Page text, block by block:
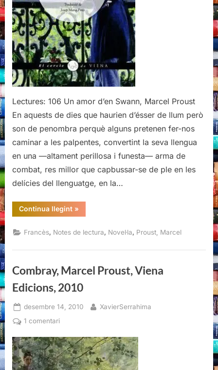
Lectures: 106 Un amor d’en Swann, Marcel Proust
En aquests de dies que haurien d’ésser de llum però
son de penombra perquè alguns pretenen fer-nos
caminar a les palpentes, convertint la seva llengua
en una —altament perillosa i funesta— arma de
combat, res millor que capbussar-se de ple en les
delícies del llenguatge, en la…
Continua llegint“Un
amor
Swann,
Marcel
»
Francès Notes de lectura Novel·la Proust, Marcel
Combray, Marcel Proust, Viena
Edicions, 2010
Posted
on
desembre 14, 2010 By
XavierSerrahima
1 comentaria
Marcel
Proust,
Viena